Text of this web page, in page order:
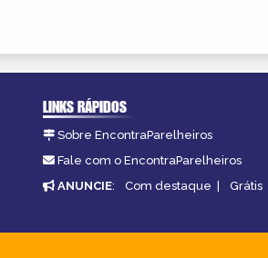
LINKS RÁPIDOS
Sobre EncontraParelheiros
Fale com o EncontraParelheiros
ANUNCIE: Com destaque | Grátis